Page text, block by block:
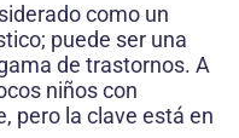
como un
puede ser una
de trastornos. A
niños con
pero la clave está en